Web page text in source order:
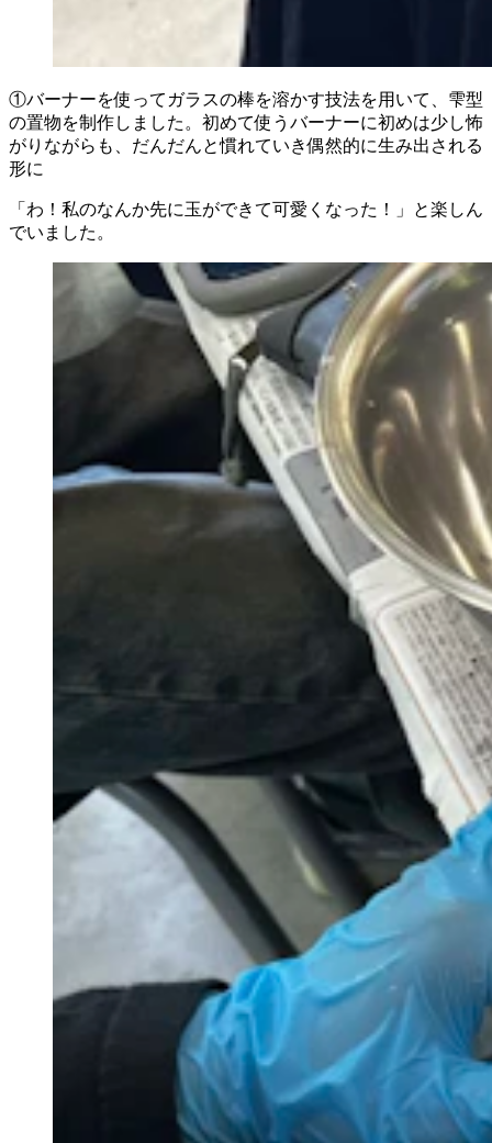
①バーナーを使ってガラスの棒を溶かす技法を用いて、雫型
の置物を制作しました。初めて使うバーナーに初めは少し怖
がりながらも、だんだんと慣れていき偶然的に生み出される
形に
「わ！私のなんか先に玉ができて可愛くなった！」と楽しん
でいました。